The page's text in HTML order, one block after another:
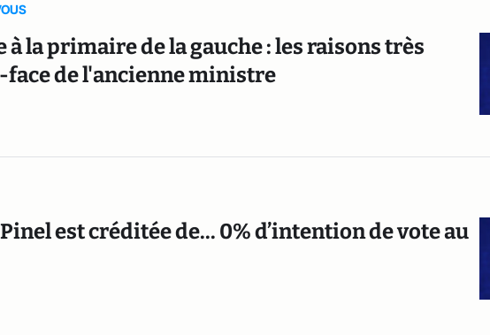
la primaire de la gauche : les raisons très
de l'ancienne ministre
est créditée de... 0% d’intention de vote au